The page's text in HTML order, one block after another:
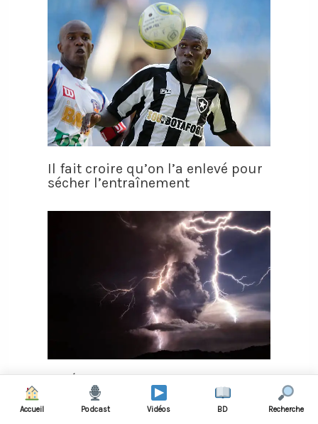
Il fait croire qu’on l’a enlevé pour
sécher l’entraînement
VIDÉO - Onze joueurs tués par la
foudre en plein match de football
Accueil Podcast Vidéos BD Recherche